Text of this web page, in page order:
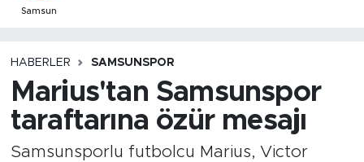
Samsun
HABERLER SAMSUNSPOR
Marius'tan Samsunspor
taraftarına özür mesajı
Samsunsporlu futbolcu Marius, Victor
Süper Lig Puan Durumu ve Fikstür
Son Dakika Haberleri
Haber Arşivi